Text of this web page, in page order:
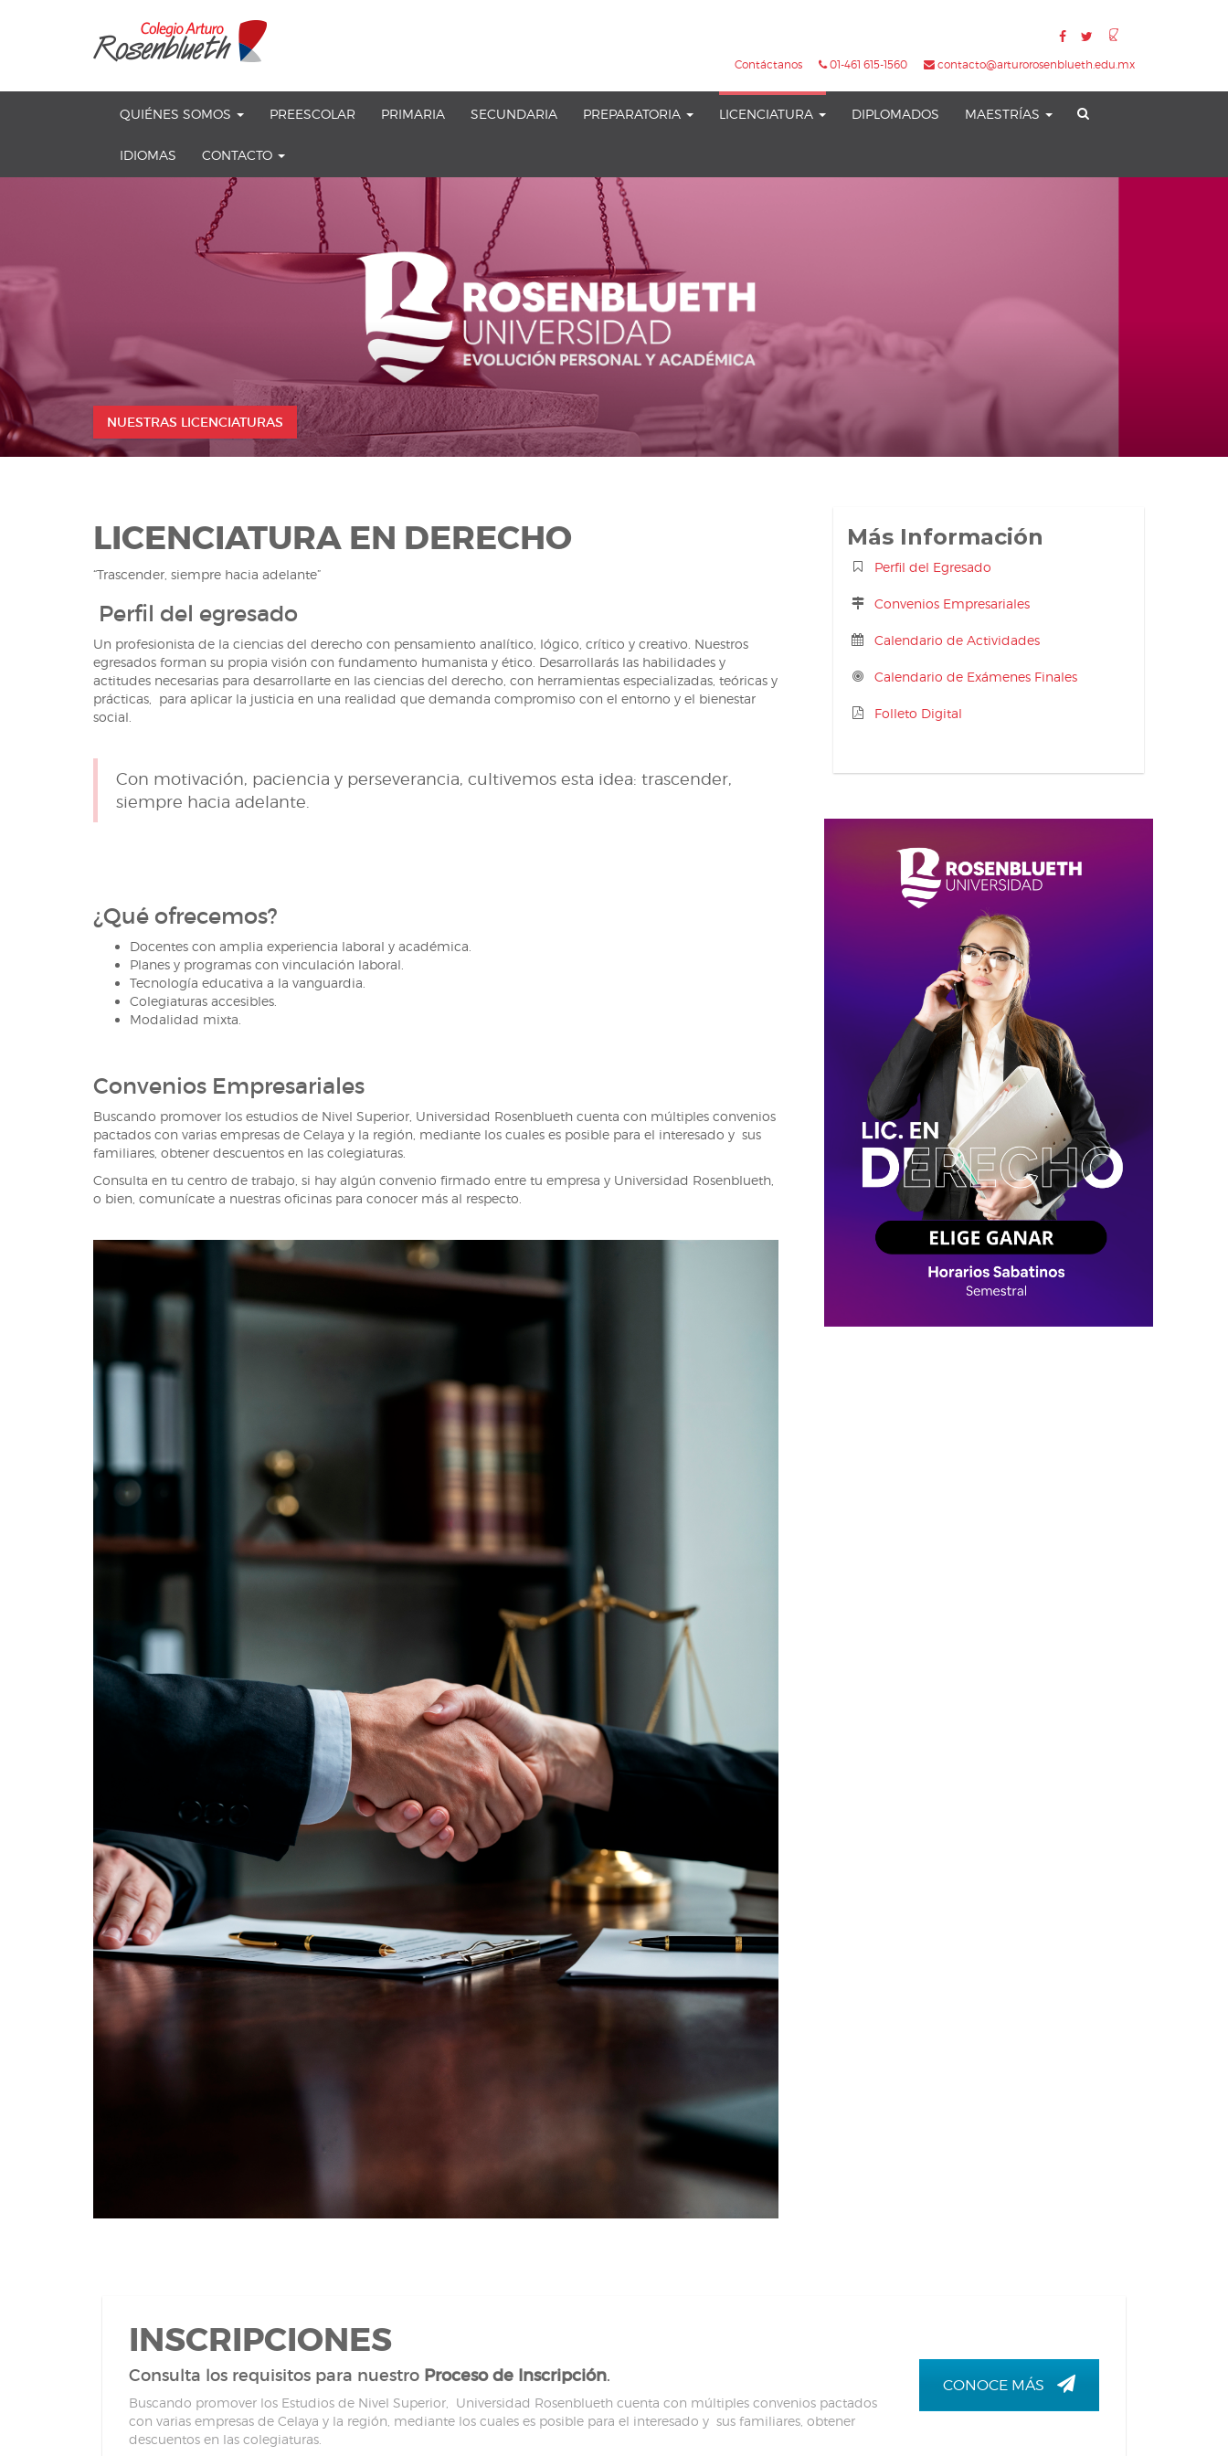
Contáctanos 01-461 615-1560 contacto@arturorosenblueth.edu.mx
QUIÉNES SOMOS PREESCOLAR PRIMARIA SECUNDARIA PREPARATORIA LICENCIATURA DIPLOMADOS MAESTRÍAS
IDIOMAS CONTACTO
NUESTRAS LICENCIATURAS
LICENCIATURA EN DERECHO
“Trascender, siempre hacia adelante”
Perfil del egresado
Un profesionista de la ciencias del derecho con pensamiento analítico, lógico, crítico y creativo. Nuestros
egresados forman su propia visión con fundamento humanista y ético. Desarrollarás las habilidades y
actitudes necesarias para desarrollarte en las ciencias del derecho, con herramientas especializadas, teóricas y
prácticas, para aplicar la justicia en una realidad que demanda compromiso con el entorno y el bienestar
social.
Con motivación, paciencia y perseverancia, cultivemos esta idea: trascender,
siempre hacia adelante.
¿Qué ofrecemos?
Docentes con amplia experiencia laboral y académica.
Planes y programas con vinculación laboral.
Tecnología educativa a la vanguardia.
Colegiaturas accesibles.
Modalidad mixta.
Convenios Empresariales
Buscando promover los estudios de Nivel Superior, Universidad Rosenblueth cuenta con múltiples convenios
pactados con varias empresas de Celaya y la región, mediante los cuales es posible para el interesado y sus
familiares, obtener descuentos en las colegiaturas.
Consulta en tu centro de trabajo, si hay algún convenio firmado entre tu empresa y Universidad Rosenblueth,
o bien, comunícate a nuestras oficinas para conocer más al respecto.
Más Información
Perfil del Egresado
Convenios Empresariales
Calendario de Actividades
Calendario de Exámenes Finales
Folleto Digital
INSCRIPCIONES
Consulta los requisitos para nuestro Proceso de Inscripción.
Buscando promover los Estudios de Nivel Superior, Universidad Rosenblueth cuenta con múltiples convenios pactados
con varias empresas de Celaya y la región, mediante los cuales es posible para el interesado y sus familiares, obtener
descuentos en las colegiaturas.
CONOCE MÁS